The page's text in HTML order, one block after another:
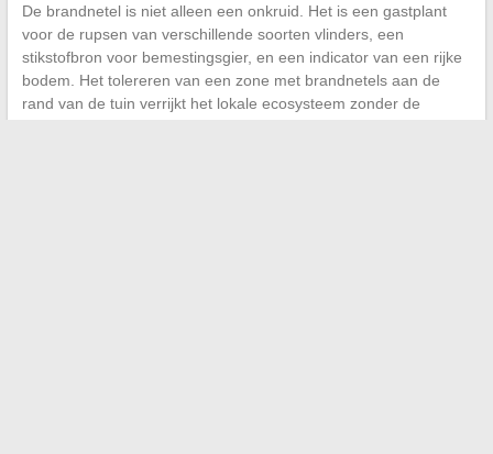
De brandnetel is niet alleen een onkruid. Het is een gastplant
voor de rupsen van verschillende soorten vlinders, een
stikstofbron voor bemestingsgier, en een indicator van een rijke
bodem. Het tolereren van een zone met brandnetels aan de
rand van de tuin verrijkt het lokale ecosysteem zonder de